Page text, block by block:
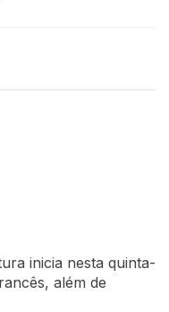
inicia nesta quinta-
além de